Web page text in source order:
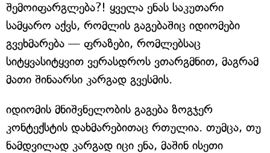
შემოიფარგლება?! ყველა ენას საკუთარი
სამყარო აქვს, რომლის გაგებაშიც იდიომები
გვეხმარება — ფრაზები, რომლებსაც
სიტყვასიტყვით ვერასდროს ვთარგმნით, მაგრამ
მათი შინაარსი კარგად გვესმის.
იდიომის მნიშვნელობის გაგება ზოგჯერ
კონტექსტის დახმარებითაც რთულია. თუმცა, თუ
ნამდვილად კარგად იცი ენა, მაშინ ისეთი